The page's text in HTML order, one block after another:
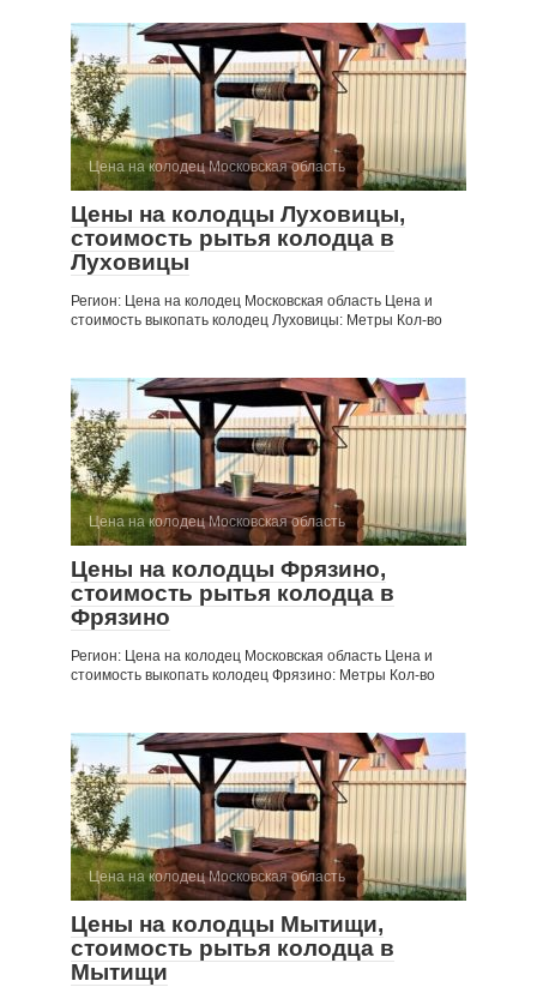
Цена на колодец Московская область
Цены на колодцы Луховицы,
стоимость рытья колодца в
Луховицы
Регион: Цена на колодец Московская область Цена и
стоимость выкопать колодец Луховицы: Метры Кол-во
Цена на колодец Московская область
Цены на колодцы Фрязино,
стоимость рытья колодца в
Фрязино
Регион: Цена на колодец Московская область Цена и
стоимость выкопать колодец Фрязино: Метры Кол-во
Цена на колодец Московская область
Цены на колодцы Мытищи,
стоимость рытья колодца в
Мытищи